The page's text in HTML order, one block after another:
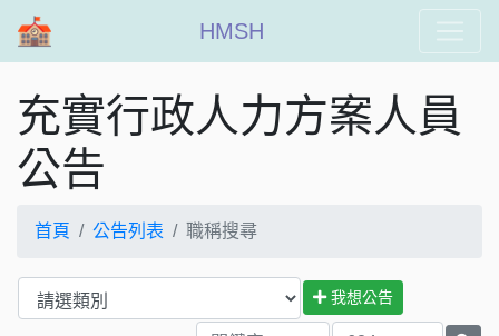
HMSH
充實行政人力方案人員
公告
首頁 公告列表 職稱搜尋
我想公告